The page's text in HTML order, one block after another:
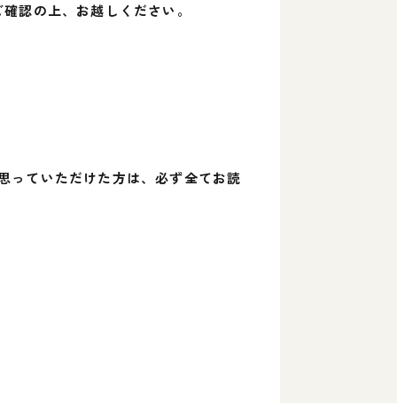
認の上、お越しください。
っていただけた方は、必ず全てお読